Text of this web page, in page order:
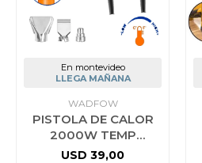
En montevideo
LLEGA MAÑANA
WADFOW
PISTOLA DE CALOR
2000W TEMP
AJUSTABLE WADFOW
USD 39,00